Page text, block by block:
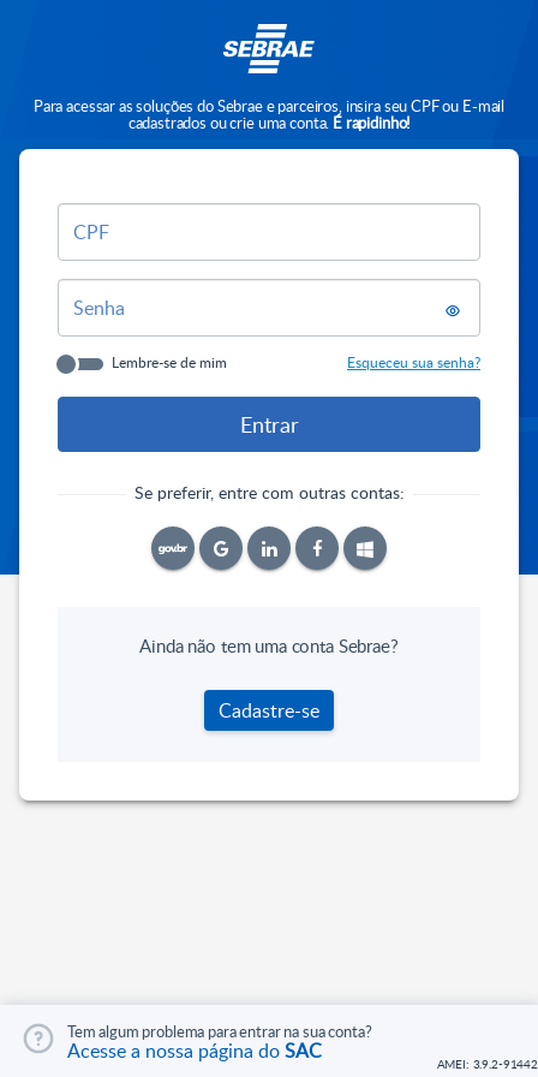
Para acessar as soluções do Sebrae e parceiros, insira seu CPF ou E-mail
cadastrados ou crie uma conta. É rapidinho!
CPF
Senha
Lembre-se de mim Esqueceu sua senha?
Se preferir, entre com outras contas:
Tem algum problema para entrar na sua conta?
Acesse a nossa página doSAC
Ainda não tem uma conta Sebrae?
Cadastre-se
AMEI: 3.9.2-91442